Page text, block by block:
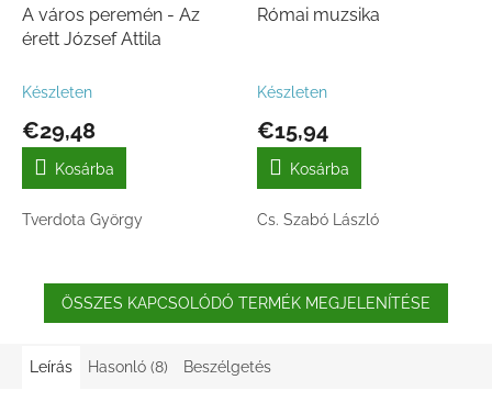
A város peremén - Az
érett József Attila
Készleten
€29,48
Kosárba
Tverdota György
Római muzsika
Készleten
€15,94
Kosárba
Cs. Szabó László
ÖSSZES KAPCSOLÓDÓ TERMÉK MEGJELENÍTÉSE
Leírás Hasonló (8) Beszélgetés